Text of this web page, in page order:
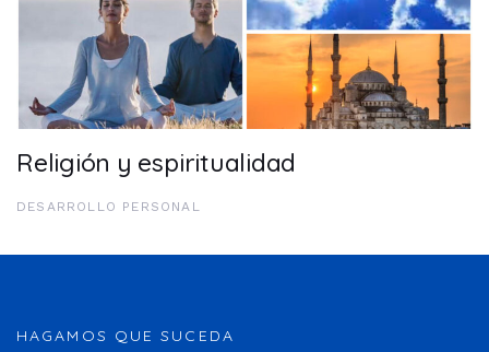
Religión y espiritualidad
DESARROLLO PERSONAL
HAGAMOS QUE SUCEDA